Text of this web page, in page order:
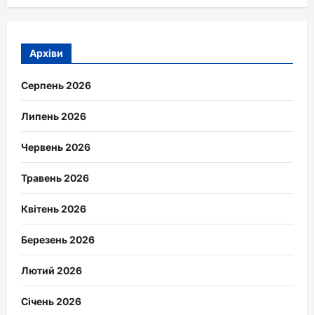
Архіви
Серпень 2026
Липень 2026
Червень 2026
Травень 2026
Квітень 2026
Березень 2026
Лютий 2026
Січень 2026